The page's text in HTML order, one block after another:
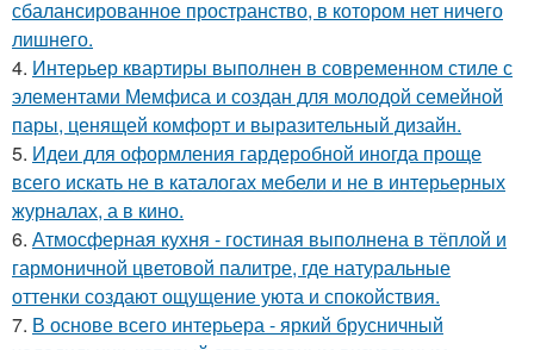
сбалансированное пространство, в котором нет ничего
лишнего.
4. Интерьер квартиры выполнен в современном стиле с
элементами Мемфиса и создан для молодой семейной
пары, ценящей комфорт и выразительный дизайн.
5. Идеи для оформления гардеробной иногда проще
всего искать не в каталогах мебели и не в интерьерных
журналах, а в кино.
6. Атмосферная кухня - гостиная выполнена в тёплой и
гармоничной цветовой палитре, где натуральные
оттенки создают ощущение уюта и спокойствия.
7. В основе всего интерьера - яркий брусничный